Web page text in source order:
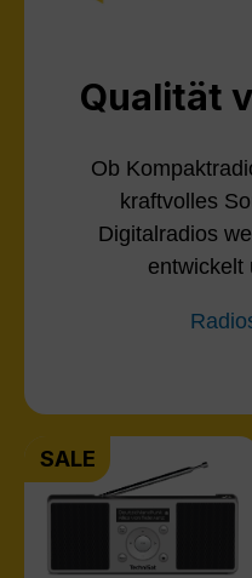
Qualität
Ob
kraftvolles
Digitalradios
entwickelt
SALE